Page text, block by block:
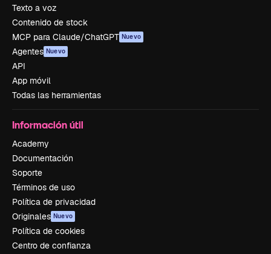
Texto a voz
Contenido de stock
MCP para Claude/ChatGPT Nuevo
Agentes Nuevo
API
App móvil
Todas las herramientas
Información útil
Academy
Documentación
Soporte
Términos de uso
Política de privacidad
Originales Nuevo
Política de cookies
Centro de confianza